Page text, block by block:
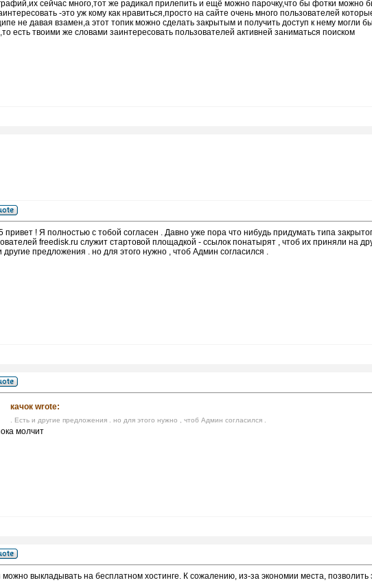
сейчас много,тот же радикал прилепить и ещё можно парочку,что бы фотки можно
-это уж кому как нравиться,просто на сайте очень много пользователей
не давая взамен,а этот топик можно сделать закрытым и получить доступ к нему могли
есть твоими же словами заинтересовать пользователей активней заниматься поиском
привет ! Я полностью с тобой согласен . Давно уже пора что нибудь придумать типа
freedisk.ru служит стартовой площадкой - ссылок понатырят , чтоб их приняли на
другие предложения . но для этого нужно , чтоб Админ согласился .
качок wrote:
. Есть и другие предложения . но для этого нужно , чтоб Админ согласился .
молчит
можно выкладывать на бесплатном хостинге. К сожалению, из-за экономии места,